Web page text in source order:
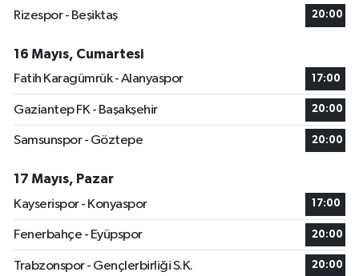
Rizespor - Beşiktaş
20:00
16 Mayıs, Cumartesi
Fatih Karagümrük - Alanyaspor
17:00
Gaziantep FK - Başakşehir 20:00
Samsunspor - Göztepe 20:00
17 Mayıs, Pazar
Kayserispor - Konyaspor
17:00
Fenerbahçe - Eyüpspor 20:00
Trabzonspor - Gençlerbirliği S.K. 20:00